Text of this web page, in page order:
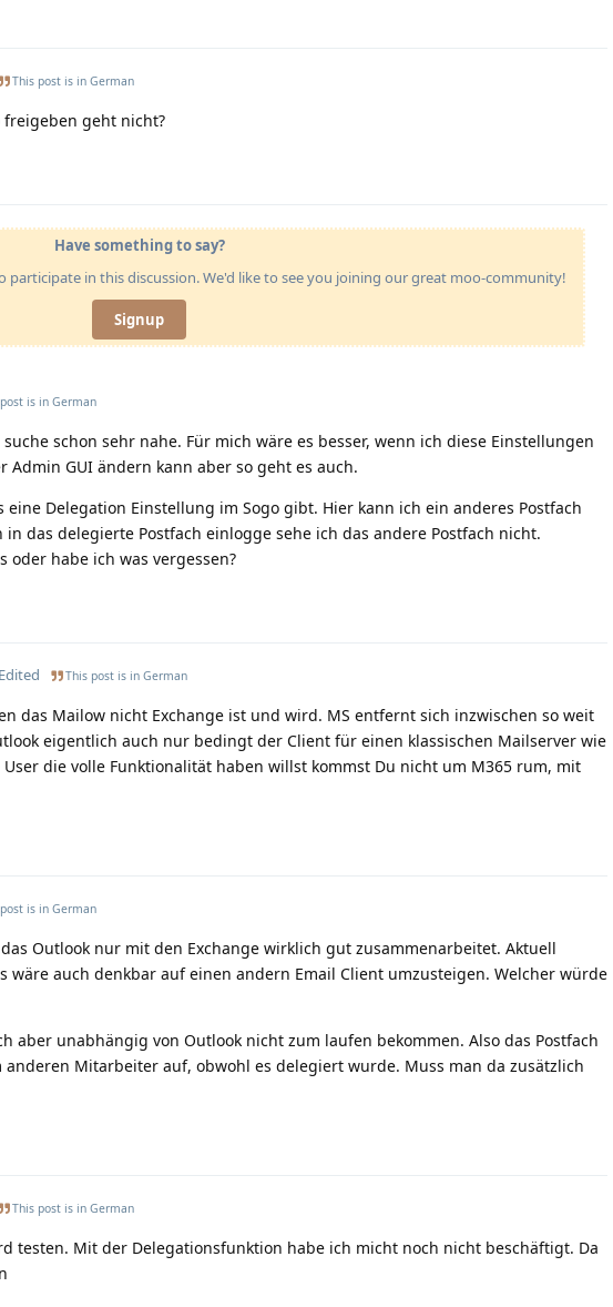
This post is in German
geht nicht?
Have something to say?
in this discussion. We'd like to see you joining our great moo-community!
Signup
is in German
schon sehr nahe. Für mich wäre es besser, wenn ich diese Einstellungen
Admin GUI ändern kann aber so geht es auch.
eine Delegation Einstellung im Sogo gibt. Hier kann ich ein anderes Postfach
das delegierte Postfach einlogge sehe ich das andere Postfach nicht.
oder habe ich was vergessen?
Edited This post is in German
das Mailow nicht Exchange ist und wird. MS entfernt sich inzwischen so weit
eigentlich auch nur bedingt der Client für einen klassischen Mailserver wie
die volle Funktionalität haben willst kommst Du nicht um M365 rum, mit
is in German
Outlook nur mit den Exchange wirklich gut zusammenarbeitet. Aktuell
wäre auch denkbar auf einen andern Email Client umzusteigen. Welcher würde
aber unabhängig von Outlook nicht zum laufen bekommen. Also das Postfach
Mitarbeiter auf, obwohl es delegiert wurde. Muss man da zusätzlich
This post is in German
testen. Mit der Delegationsfunktion habe ich micht noch nicht beschäftigt. Da